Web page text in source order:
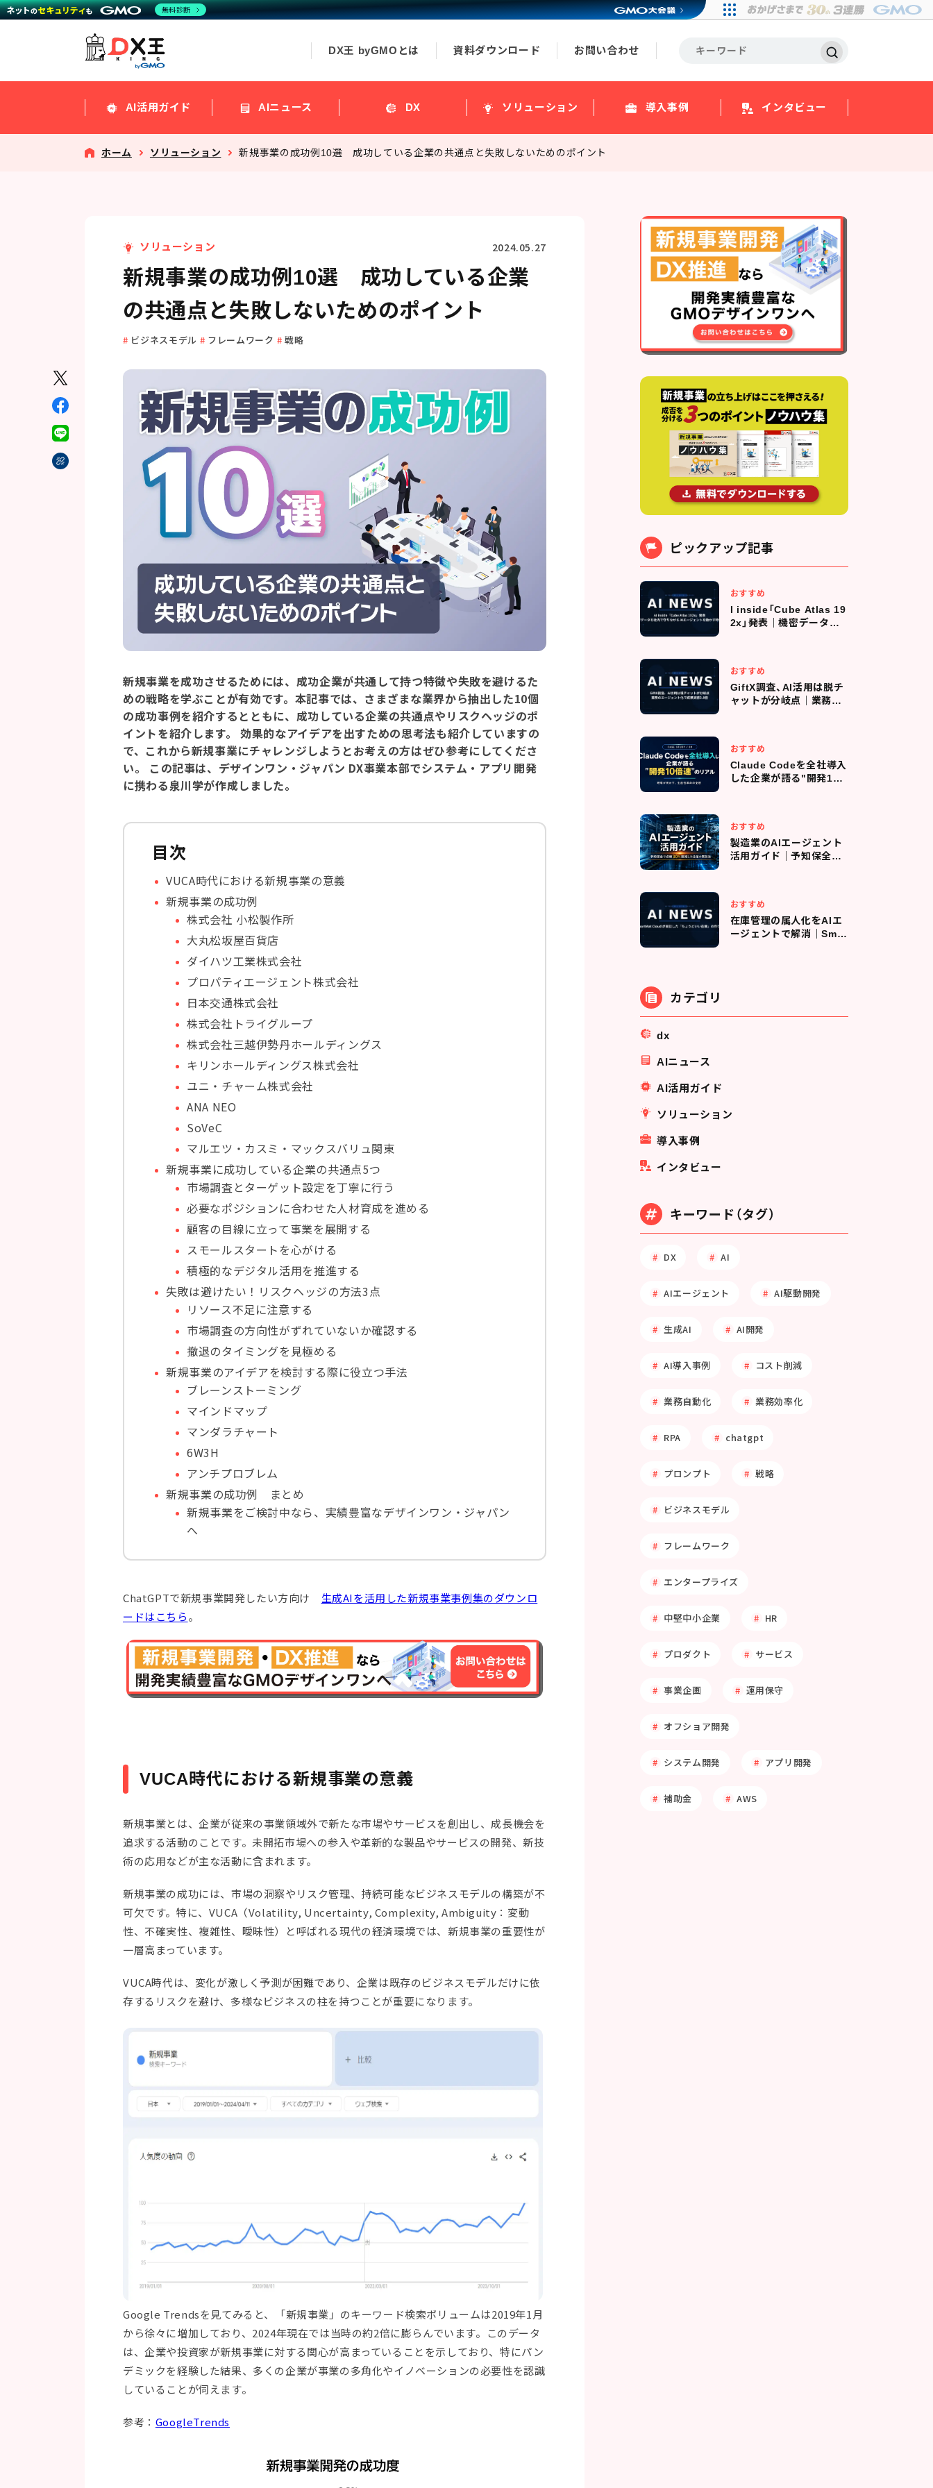
DX王 byGMOとは 資料ダウンロード お問い合わせ
AI活用ガイド AIニュース DX ソリューション 導入事例 インタビュー
ホーム ソリューション 新規事業の成功例10選 成功している企業の共通点と失敗しないためのポイント
ソリューション 2024.05.27
新規事業の成功例10選 成功している企業
の共通点と失敗しないためのポイント
ビジネスモデル フレームワーク 戦略
新規事業を成功させるためには、成功企業が共通して持つ特徴や失敗を避けるた
めの戦略を学ぶことが有効です。本記事では、さまざまな業界から抽出した10個
の成功事例を紹介するとともに、成功している企業の共通点やリスクヘッジのポ
イントを紹介します。 効果的なアイデアを出すための思考法も紹介していますの
で、これから新規事業にチャレンジしようとお考えの方はぜひ参考にしてくださ
い。 この記事は、デザインワン・ジャパン DX事業本部でシステム・アプリ開発
に携わる泉川学が作成しました。
目次
VUCA時代における新規事業の意義
新規事業の成功例
株式会社 小松製作所
大丸松坂屋百貨店
ダイハツ工業株式会社
プロパティエージェント株式会社
日本交通株式会社
株式会社トライグループ
株式会社三越伊勢丹ホールディングス
キリンホールディングス株式会社
ユニ・チャーム株式会社
ANA NEO
SoVeC
マルエツ・カスミ・マックスバリュ関東
新規事業に成功している企業の共通点5つ
市場調査とターゲット設定を丁寧に行う
必要なポジションに合わせた人材育成を進める
顧客の目線に立って事業を展開する
スモールスタートを心がける
積極的なデジタル活用を推進する
失敗は避けたい！リスクヘッジの方法3点
リソース不足に注意する
市場調査の方向性がずれていないか確認する
撤退のタイミングを見極める
新規事業のアイデアを検討する際に役立つ手法
ブレーンストーミング
マインドマップ
マンダラチャート
6W3H
アンチプロブレム
新規事業の成功例 まとめ
新規事業をご検討中なら、実績豊富なデザインワン・ジャパン
へ
ChatGPTで新規事業開発したい方向け 生成AIを活用した新規事業事例集のダウンロ
ードはこちら。
VUCA時代における新規事業の意義
新規事業とは、企業が従来の事業領域外で新たな市場やサービスを創出し、成長機会を
追求する活動のことです。未開拓市場への参入や革新的な製品やサービスの開発、新技
術の応用などが主な活動に含まれます。
新規事業の成功には、市場の洞察やリスク管理、持続可能なビジネスモデルの構築が不
可欠です。特に、VUCA（Volatility, Uncertainty, Complexity, Ambiguity：変動
性、不確実性、複雑性、曖昧性）と呼ばれる現代の経済環境では、新規事業の重要性が
一層高まっています。
VUCA時代は、変化が激しく予測が困難であり、企業は既存のビジネスモデルだけに依
存するリスクを避け、多様なビジネスの柱を持つことが重要になります。
Google Trendsを見てみると、「新規事業」のキーワード検索ボリュームは2019年1月
から徐々に増加しており、2024年現在では当時の約2倍に膨らんでいます。このデータ
は、企業や投資家が新規事業に対する関心が高まっていることを示しており、特にパン
デミックを経験した結果、多くの企業が事業の多角化やイノベーションの必要性を認識
していることが伺えます。
参考： GoogleTrends
ピックアップ記事
おすすめ
I inside「Cube Atlas 19
2x」発表｜機密データを
おすすめ
GiftX調査、AI活用は脱チ
ャットが分岐点｜業務の
おすすめ
Claude Codeを全社導入
した企業が語る"開発10
おすすめ
製造業のAIエージェント
活用ガイド｜予知保全で
おすすめ
在庫管理の属人化をAIエ
ージェントで解消｜Smar
カテゴリ
dx
AIニュース
AI活用ガイド
ソリューション
導入事例
インタビュー
キーワード（タグ）
DX AI
AIエージェント AI駆動開発
生成AI AI開発
AI導入事例 コスト削減
業務自動化 業務効率化
RPA chatgpt
プロンプト 戦略
ビジネスモデル
フレームワーク
エンタープライズ
中堅中小企業 HR
プロダクト サービス
事業企画 運用保守
オフショア開発
システム開発 アプリ開発
補助金 AWS
無料診断